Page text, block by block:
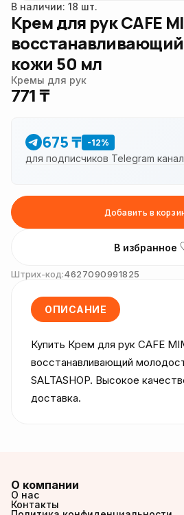
В наличии: 18 шт.
Крем для рук CAFE
кожи 50 мл
Кремы для рук
771 ₸
675 ₸ -12%
для подписчиков Telegram
Добавить в
В избранное
Штрих-код:4627090991825
ОПИСАНИЕ
Купить Крем для рук CAFE
восстанавливающий
SALTASHOP. Высокое
доставка.
О компании
О нас
Контакты